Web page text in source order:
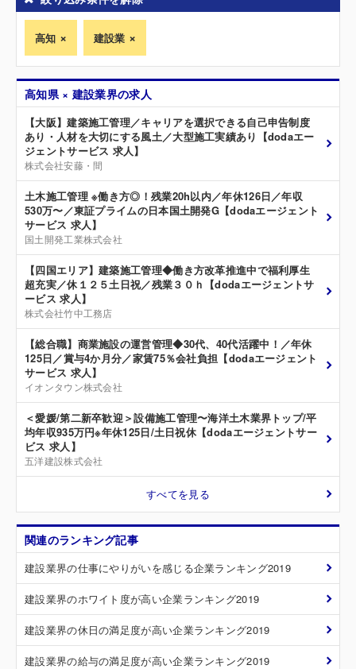
高知 建設業
高知県 × 建設業界の求人
【大阪】建築施工管理／キャリアを選択できる自己申告制度
あり・人材を大切にする風土／大型施工実績あり【dodaエー
ジェントサービス 求人】
株式会社安藤・間
土木施工管理 ※働き方◎！残業20h以内／年休126日／年収
530万〜／東証プライムの日本国土開発G【dodaエージェント
サービス 求人】
国土開発工業株式会社
【四国エリア】建築施工管理◆働き方改革推進中で福利厚生
超充実／休１２５土日祝／残業３０ｈ【dodaエージェントサ
ービス 求人】
株式会社竹中工務店
【総合職】商業施設の運営管理◆30代、40代活躍中！／年休
125日／賞与4か月分／家賃75％会社負担【dodaエージェント
サービス 求人】
イオンタウン株式会社
＜愛媛/第二新卒歓迎＞設備施工管理〜海洋土木業界トップ/平
均年収935万円※年休125日/土日祝休【dodaエージェントサー
ビス 求人】
五洋建設株式会社
すべてを見る
関連のランキング記事
建設業界の仕事にやりがいを感じる企業ランキング2019
建設業界のホワイト度が高い企業ランキング2019
建設業界の休日の満足度が高い企業ランキング2019
建設業界の給与の満足度が高い企業ランキング2019